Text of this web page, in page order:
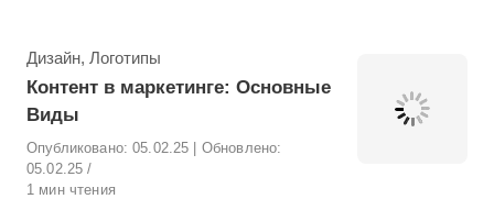
Рубрика
Дизайн, Логотипы
Контент в маркетинге: Основные
Виды
Опубликовано:05.02.25
| Обновлено:
05.02.25
1 мин чтения